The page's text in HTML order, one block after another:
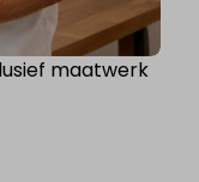
maatwerk